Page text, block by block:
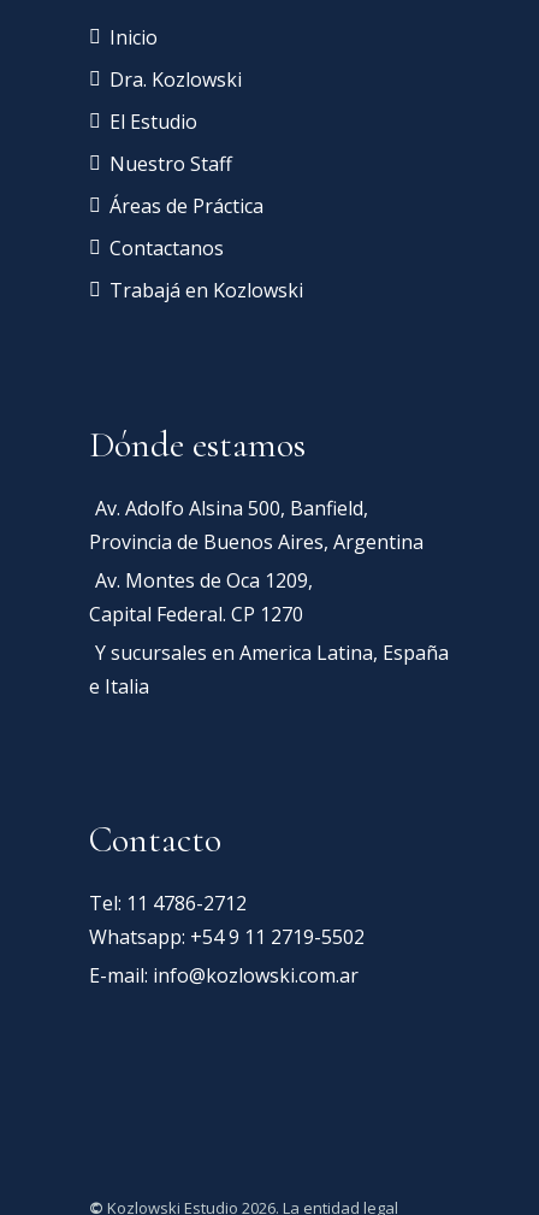
Inicio
Dra. Kozlowski
El Estudio
Nuestro Staff
Áreas de Práctica
Contactanos
Trabajá en Kozlowski
Dónde estamos
Av. Adolfo Alsina 500, Banfield,
Provincia de Buenos Aires, Argentina
Av. Montes de Oca 1209,
Capital Federal. CP 1270
Y sucursales en America Latina, España
e Italia
Contacto
Tel: 11 4786-2712
Whatsapp: +54 9 11 2719-5502
E-mail: info@kozlowski.com.ar
© Kozlowski Estudio 2026. La entidad legal